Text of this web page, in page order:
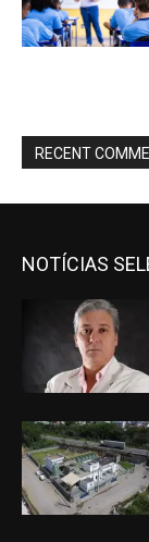
RECENT
NOTÍCIAS